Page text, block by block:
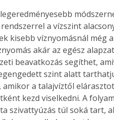
Együtt jobban
a vízszint
kisebb víznyomásnál még
akár az egész
beavatkozás segíthet,
szint alatt
amikor a talajvíztől
kezd viselkedni. A
szivattyúzás túl soká tart,